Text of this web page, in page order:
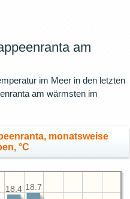
am
im Meer in den letzten
am wärmsten im
monatsweise
°C
18.7
18.4